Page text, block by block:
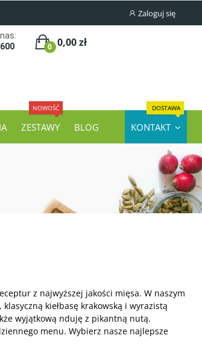
Zaloguj się
0,00 zł
0
ZESTAWY
NOWOŚĆ
BLOG KONTAKT
DOSTAWA
z najwyższej jakości mięsa. W naszym
kiełbasę krakowską i wyrazistą
wyjątkową nduję z pikantną nutą.
menu. Wybierz nasze najlepsze